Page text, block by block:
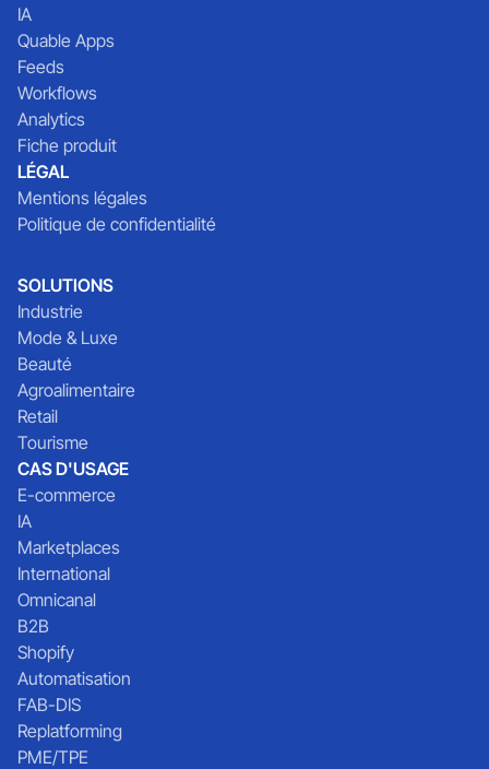
IA
Quable Apps
Feeds
Workflows
Analytics
Fiche produit
LÉGAL
Mentions légales
Politique de confidentialité
SOLUTIONS
Industrie
Mode & Luxe
Beauté
Agroalimentaire
Retail
Tourisme
CAS D'USAGE
E-commerce
IA
Marketplaces
International
Omnicanal
B2B
Shopify
Automatisation
FAB-DIS
Replatforming
PME/TPE